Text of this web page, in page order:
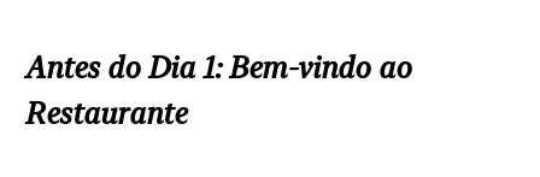
Antes do Dia 1: Bem-vindo ao
Restaurante